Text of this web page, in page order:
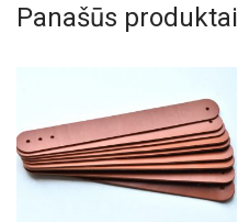
Panašūs produktai